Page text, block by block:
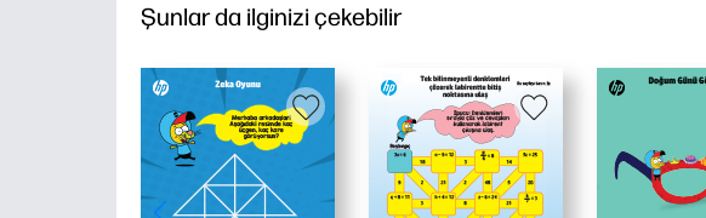
Şunlar da ilginizi çekebilir